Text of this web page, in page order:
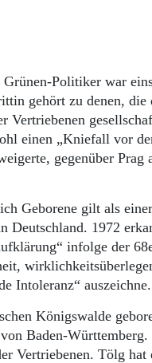
Politiker war
gehört zu denen, die
Vertriebenen
einen „Kniefall vor
gegenüber Prag
Geborene gilt als
Deutschland. 1972
infolge der
Intoleranz“ auszeichne.
Königswalde
Baden-
Vertriebenen. Tölg hat